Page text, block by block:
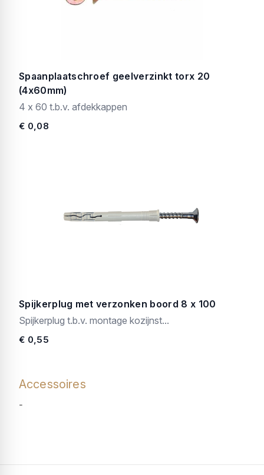
Spaanplaatschroef geelverzinkt torx 20
(4x60mm)
4 x 60 t.b.v. afdekkappen
€ 0,08
Spijkerplug met verzonken boord 8 x 100
Spijkerplug t.b.v. montage kozijnst...
€ 0,55
Accessoires
-